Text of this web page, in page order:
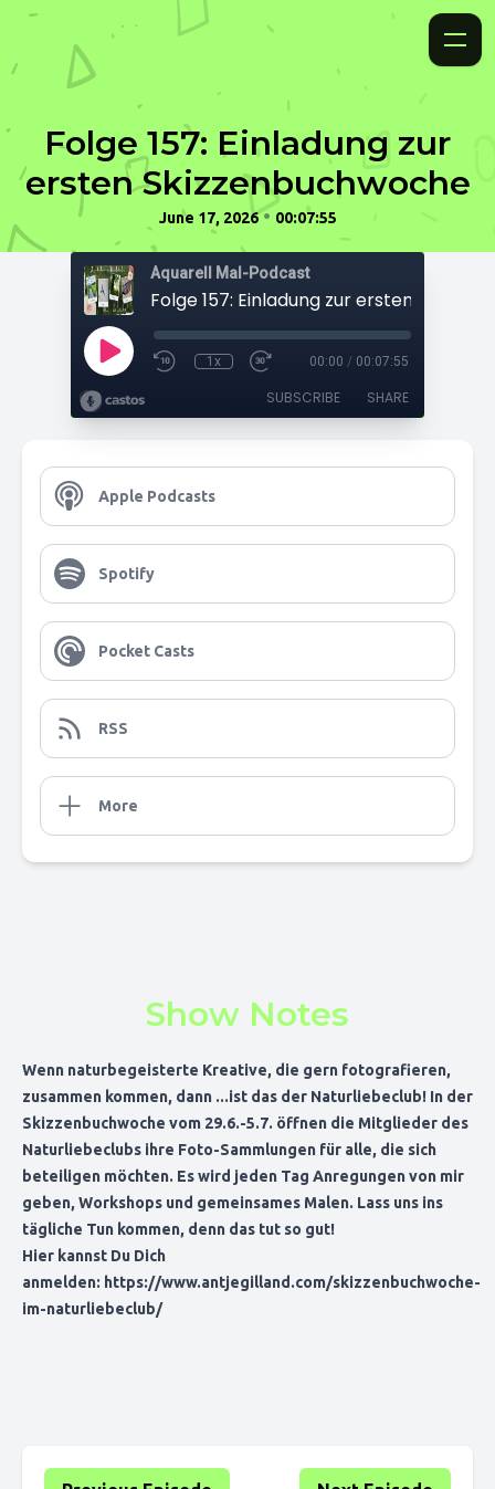
Folge 157: Einladung zur
ersten Skizzenbuchwoche
June 17, 2026 • 00:07:55
Aquarell Mal-Podcast
1x 00:00 / 00:07:55
SUBSCRIBE SHARE
Apple Podcasts
Spotify
Pocket Casts
RSS
More
Show Notes
Wenn naturbegeisterte Kreative, die gern fotografieren,
zusammen kommen, dann ...ist das der Naturliebeclub! In der
Skizzenbuchwoche vom 29.6.-5.7. öffnen die Mitglieder des
Naturliebeclubs ihre Foto-Sammlungen für alle, die sich
beteiligen möchten. Es wird jeden Tag Anregungen von mir
geben, Workshops und gemeinsames Malen. Lass uns ins
tägliche Tun kommen, denn das tut so gut!
Hier kannst Du Dich
anmelden: https://www.antjegilland.com/skizzenbuchwoche-
im-naturliebeclub/